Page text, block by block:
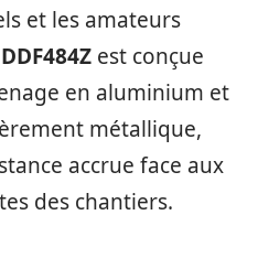
et les amateurs
est conçue
en aluminium et
métallique,
accrue face aux
des chantiers.